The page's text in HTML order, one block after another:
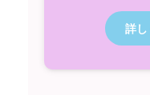
詳し